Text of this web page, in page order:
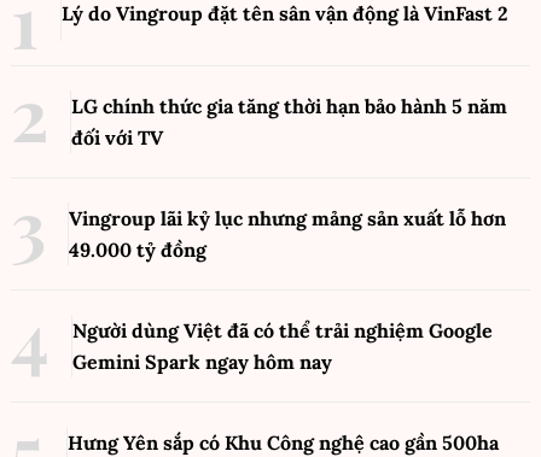
Lý do Vingroup đặt tên sân vận động là VinFast 2
LG chính thức gia tăng thời hạn bảo hành 5 năm
đối với TV
Vingroup lãi kỷ lục nhưng mảng sản xuất lỗ hơn
49.000 tỷ đồng
Người dùng Việt đã có thể trải nghiệm Google
Gemini Spark ngay hôm nay
Hưng Yên sắp có Khu Công nghệ cao gần 500ha